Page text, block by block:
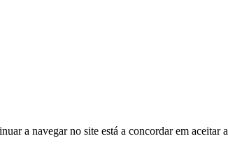
a navegar no site está a concordar em aceitar a